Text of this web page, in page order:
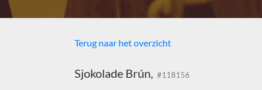
Terug naar het overzicht
Sjokolade Brún, #118156